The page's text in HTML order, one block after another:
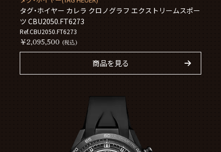
タグ・ホイヤー カレラ クロノグラフ エクストリームスポー
ツ CBU2050.FT6273
Ref.CBU2050.FT6273
￥2,095,500 (税込)
商品を見る